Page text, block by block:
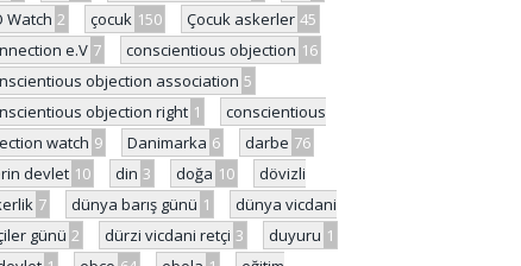
Watch 2 çocuk 150 Çocuk askerler 45
e.V 7 conscientious objection 16
objection association 5
objection right 1
conscientious
watch 9 Danimarka 6 darbe 76
devlet 10 din 3 doğa 10
dövizli
7 dünya barış günü 1
dünya vicdani
günü 2 dürzi vicdani retçi 3 duyuru 1